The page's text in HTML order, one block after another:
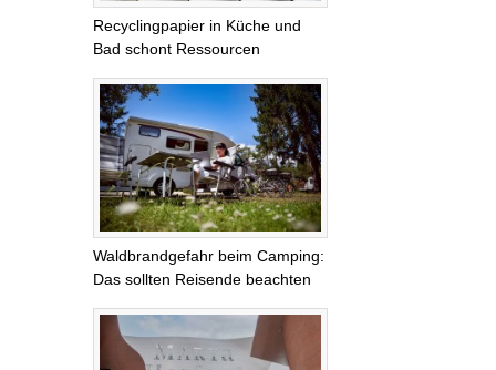
Recyclingpapier in Küche und
Bad schont Ressourcen
Waldbrandgefahr beim Camping:
Das sollten Reisende beachten